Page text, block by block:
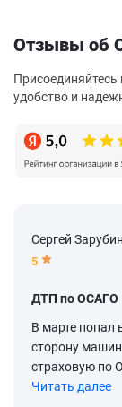
Отзывы об
удобство и
Сергей Зарубин
5
ДТП по ОСАГО
В марте попал
сторону
страховую по
Читать далее